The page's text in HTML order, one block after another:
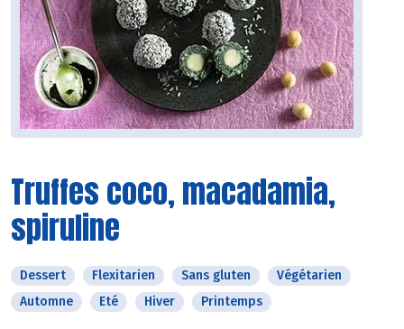
Truffes coco, macadamia,
spiruline
Dessert Flexitarien Sans gluten
Végétarien
Automne
Eté Hiver Printemps